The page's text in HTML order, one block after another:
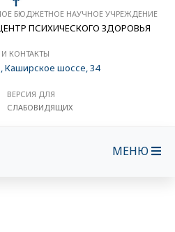
БЮДЖЕТНОЕ НАУЧНОЕ УЧРЕЖДЕНИЕ
ПСИХИЧЕСКОГО ЗДОРОВЬЯ
КОНТАКТЫ
Каширское шоссе, 34
ВЕРСИЯ ДЛЯ
СЛАБОВИДЯЩИХ
МЕНЮ